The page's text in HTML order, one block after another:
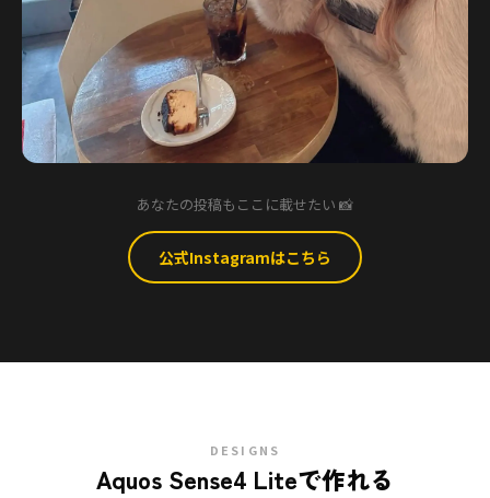
あなたの投稿もここに載せたい 📸
公式Instagramはこちら
DESIGNS
Aquos Sense4 Liteで作れる